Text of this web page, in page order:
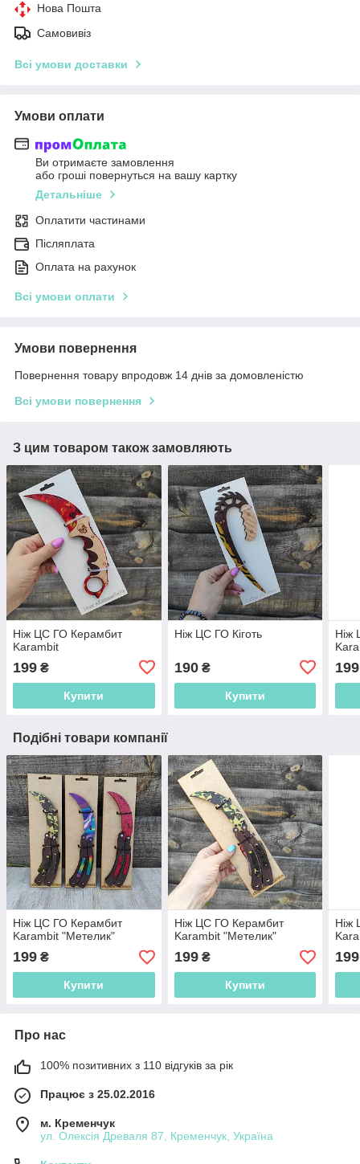
Нова Пошта
Самовивіз
Всі умови доставки
Умови оплати
Ви отримаєте замовлення
або гроші повернуться на вашу картку
Детальніше
Оплатити частинами
Післяплата
Оплата на рахунок
Всі умови оплати
Умови повернення
Повернення товару впродовж 14 днів за домовленістю
Всі умови повернення
З цим товаром також замовляють
Ніж ЦС ГО Керамбит
Karambit
199 ₴
Купити
Ніж ЦС ГО Кіготь
190₴
Купити
Ніж
199
Подібні товари компанії
Ніж ЦС ГО Керамбит
Karambit "Метелик"
199 ₴
Купити
Ніж ЦС ГО Керамбит
Karambit "Метелик"
199₴
Купити
Ніж
199
Про нас
100% позитивних з 110 відгуків за рік
Працює з 25.02.2016
м. Кременчук
ул. Олексія Древаля 87, Кременчук, Україна